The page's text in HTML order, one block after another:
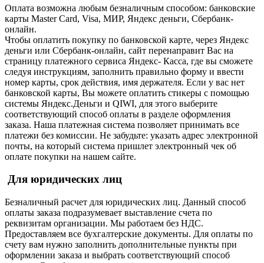
Оплата возможна любым безналичным способом: банковские
карты Master Card, Visa, МИР, Яндекс деньги, Сбербанк-
онлайн.
Чтобы оплатить покупку по банковской карте, через Яндекс
деньги или Сбербанк-онлайн, сайт перенаправит Вас на
страницу платежного сервиса Яндекс- Касса, где вы сможете
следуя инструкциям, заполнить правильно форму и ввести
номер карты, срок действия, имя держателя. Если у вас нет
банковской карты, Вы можете оплатить стикеры с помощью
системы Яндекс.Деньги и QIWI, для этого выберите
соответствующий способ оплаты в разделе оформления
заказа. Наша платежная система позволяет принимать все
платежи без комиссии. Не забудьте: указать адрес электронной
почты, на который система пришлет электронный чек об
оплате покупки на нашем сайте.
Для юридических лиц
Безналичный расчет для юридических лиц. Данный способ
оплаты заказа подразумевает выставление счета по
реквизитам организации. Мы работаем без НДС.
Предоставляем все бухгалтерские документы. Для оплаты по
счету вам нужно заполнить дополнительные пункты при
оформлении заказа и выбрать соответствующий способ